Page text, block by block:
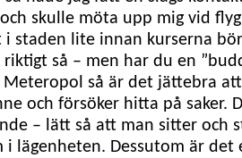
skulle möta upp mig vid
i staden lite innan kurserna
så – men har du en
Meteropol så är det jättebra
och försöker hitta på saker.
– lätt så att man sitter och
i lägenheten. Dessutom är